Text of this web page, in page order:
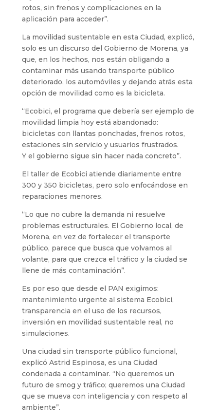
rotos, sin frenos y complicaciones en la
aplicación para acceder”.
La movilidad sustentable en esta Ciudad, explicó,
solo es un discurso del Gobierno de Morena, ya
que, en los hechos, nos están obligando a
contaminar más usando transporte público
deteriorado, los automóviles y dejando atrás esta
opción de movilidad como es la bicicleta.
“Ecobici, el programa que debería ser ejemplo de
movilidad limpia hoy está abandonado:
bicicletas con llantas ponchadas, frenos rotos,
estaciones sin servicio y usuarios frustrados.
Y el gobierno sigue sin hacer nada concreto”.
El taller de Ecobici atiende diariamente entre
300 y 350 bicicletas, pero solo enfocándose en
reparaciones menores.
“Lo que no cubre la demanda ni resuelve
problemas estructurales. El Gobierno local, de
Morena, en vez de fortalecer el transporte
público, parece que busca que volvamos al
volante, para que crezca el tráfico y la ciudad se
llene de más contaminación”.
Es por eso que desde el PAN exigimos:
mantenimiento urgente al sistema Ecobici,
transparencia en el uso de los recursos,
inversión en movilidad sustentable real, no
simulaciones.
Una ciudad sin transporte público funcional,
explicó Astrid Espinosa, es una Ciudad
condenada a contaminar. “No queremos un
futuro de smog y tráfico; queremos una Ciudad
que se mueva con inteligencia y con respeto al
ambiente”.